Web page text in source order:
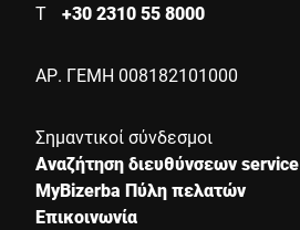
Τ +30 2310 55 8000
ΑΡ. ΓΕΜΗ 008182101000
Σημαντικοί σύνδεσμοι
Αναζήτηση διευθύνσεων service
MyBizerba Πύλη πελατών
Επικοινωνία